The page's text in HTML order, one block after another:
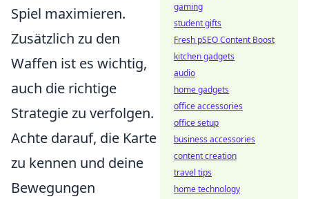
Spiel maximieren.
Zusätzlich zu den
Waffen ist es wichtig,
auch die richtige
Strategie zu verfolgen.
Achte darauf, die Karte
zu kennen und deine
Bewegungen
gaming
student gifts
Fresh pSEO Content Boost
kitchen gadgets
audio
home gadgets
office accessories
office setup
business accessories
content creation
travel tips
home technology